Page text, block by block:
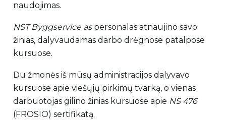
naudojimas.
NST Byggservice aspersonalas atnaujino savo
žinias, dalyvaudamas darbo drėgnose patalpose
kursuose.
Du žmonės iš mūsų administracijos dalyvavo
kursuose apie viešųjų pirkimų tvarką, o vienas
darbuotojas gilino žinias kursuose apie NS 476
(FROSIO) sertifikatą.